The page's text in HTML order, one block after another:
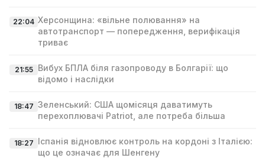
22:04 Херсонщина: «вільне полювання» на
автотранспорт — попередження, верифікація
триває
21:55
Вибух БПЛА біля газопроводу в Болгарії: що
відомо і наслідки
18:47 Зеленський: США щомісяця даватимуть
перехоплювачі Patriot, але потреба більша
18:27 Іспанія відновлює контроль на кордоні з Італією:
що це означає для Шенгену